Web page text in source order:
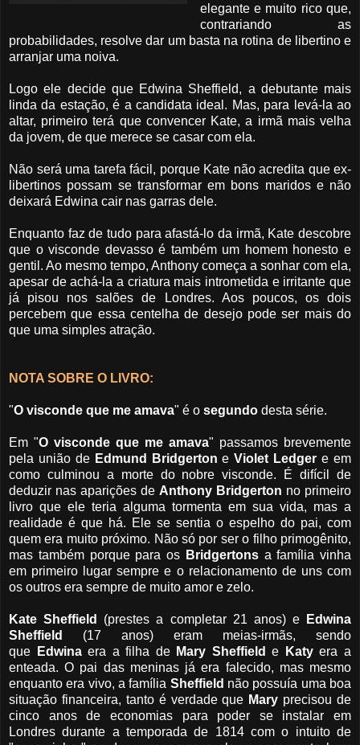
elegante e muito rico que,
contrariando as
probabilidades, resolve dar um basta na rotina de libertino e
arranjar uma noiva.
Logo ele decide que Edwina Sheffield, a debutante mais
linda da estação, é a candidata ideal. Mas, para levá-la ao
altar, primeiro terá que convencer Kate, a irmã mais velha
da jovem, de que merece se casar com ela.
Não será uma tarefa fácil, porque Kate não acredita que ex-
libertinos possam se transformar em bons maridos e não
deixará Edwina cair nas garras dele.
Enquanto faz de tudo para afastá-lo da irmã, Kate descobre
que o visconde devasso é também um homem honesto e
gentil. Ao mesmo tempo, Anthony começa a sonhar com ela,
apesar de achá-la a criatura mais intrometida e irritante que
já pisou nos salões de Londres. Aos poucos, os dois
percebem que essa centelha de desejo pode ser mais do
que uma simples atração.
NOTA SOBRE O LIVRO:
"O visconde que me amava" é o segundo desta série.
Em "O visconde que me amava" passamos brevemente
pela união de Edmund Bridgerton eViolet Ledger e em
como culminou a morte do nobre visconde. É difícil de
deduzir nas aparições de Anthony Bridgerton no primeiro
livro que ele teria alguma tormenta em sua vida, mas a
realidade é que há. Ele se sentia o espelho do pai, com
quem era muito próximo. Não só por ser o filho primogênito,
mas também porque para os Bridgertonsa família vinha
em primeiro lugar sempre e o relacionamento de uns com
os outros era sempre de muito amor e zelo.
Kate Sheffield (prestes a completar 21 anos) e
Edwina
Sheffield
(17 anos) eram meias-irmãs, sendo
que
Edwinaera a filha de Mary Sheffield e Katyera a
enteada. O pai das meninas já era falecido, mas mesmo
enquanto era vivo, a família Sheffield não possuía uma boa
situação financeira, tanto é verdade que Mary precisou de
cinco anos de economias para poder se instalar em
Londres durante a temporada de 1814 com o intuito de